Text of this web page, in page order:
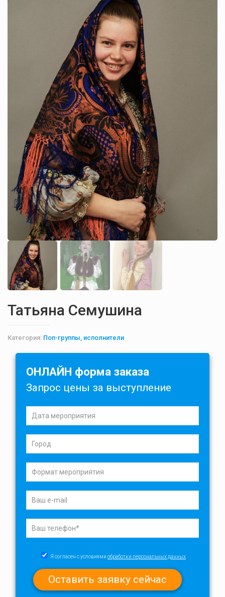
Татьяна Семушина
Категория: Поп-группы, исполнители
ОНЛАЙН форма заказа
Запрос цены за выступление
Я согласен с условиями обработки персональных данных